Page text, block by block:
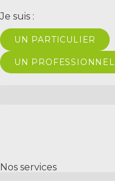
Je suis :
UN PARTICULIER
UN PROFESSIONNEL
Nos services